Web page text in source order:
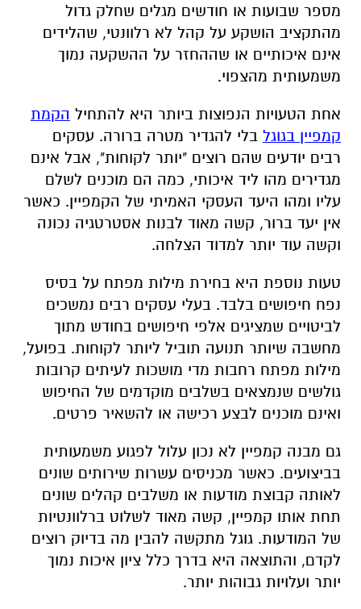
מספר שבועות או חודשים מגלים שחלק גדול
מהתקציב הושקע על קהל לא רלוונטי, שהלידים
אינם איכותיים או שההחזר על ההשקעה נמוך
משמעותית מהצפוי.
אחת הטעויות הנפוצות ביותר היא להתחיל הקמת
קמפיין בגוגל בלי להגדיר מטרה ברורה. עסקים
רבים יודעים שהם רוצים "יותר לקוחות", אבל אינם
מגדירים מהו ליד איכותי, כמה הם מוכנים לשלם
עליו ומהו היעד העסקי האמיתי של הקמפיין. כאשר
אין יעד ברור, קשה מאוד לבנות אסטרטגיה נכונה
וקשה עוד יותר למדוד הצלחה.
טעות נוספת היא בחירת מילות מפתח על בסיס
נפח חיפושים בלבד. בעלי עסקים רבים נמשכים
לביטויים שמציגים אלפי חיפושים בחודש מתוך
מחשבה שיותר תנועה תוביל ליותר לקוחות. בפועל,
מילות מפתח רחבות מדי מושכות לעיתים קרובות
גולשים שנמצאים בשלבים מוקדמים של החיפוש
ואינם מוכנים לבצע רכישה או להשאיר פרטים.
גם מבנה קמפיין לא נכון עלול לפגוע משמעותית
בביצועים. כאשר מכניסים עשרות שירותים שונים
לאותה קבוצת מודעות או משלבים קהלים שונים
תחת אותו קמפיין, קשה מאוד לשלוט ברלוונטיות
של המודעות. גוגל מתקשה להבין מה בדיוק רוצים
לקדם, והתוצאה היא בדרך כלל ציון איכות נמוך
יותר ועלויות גבוהות יותר.